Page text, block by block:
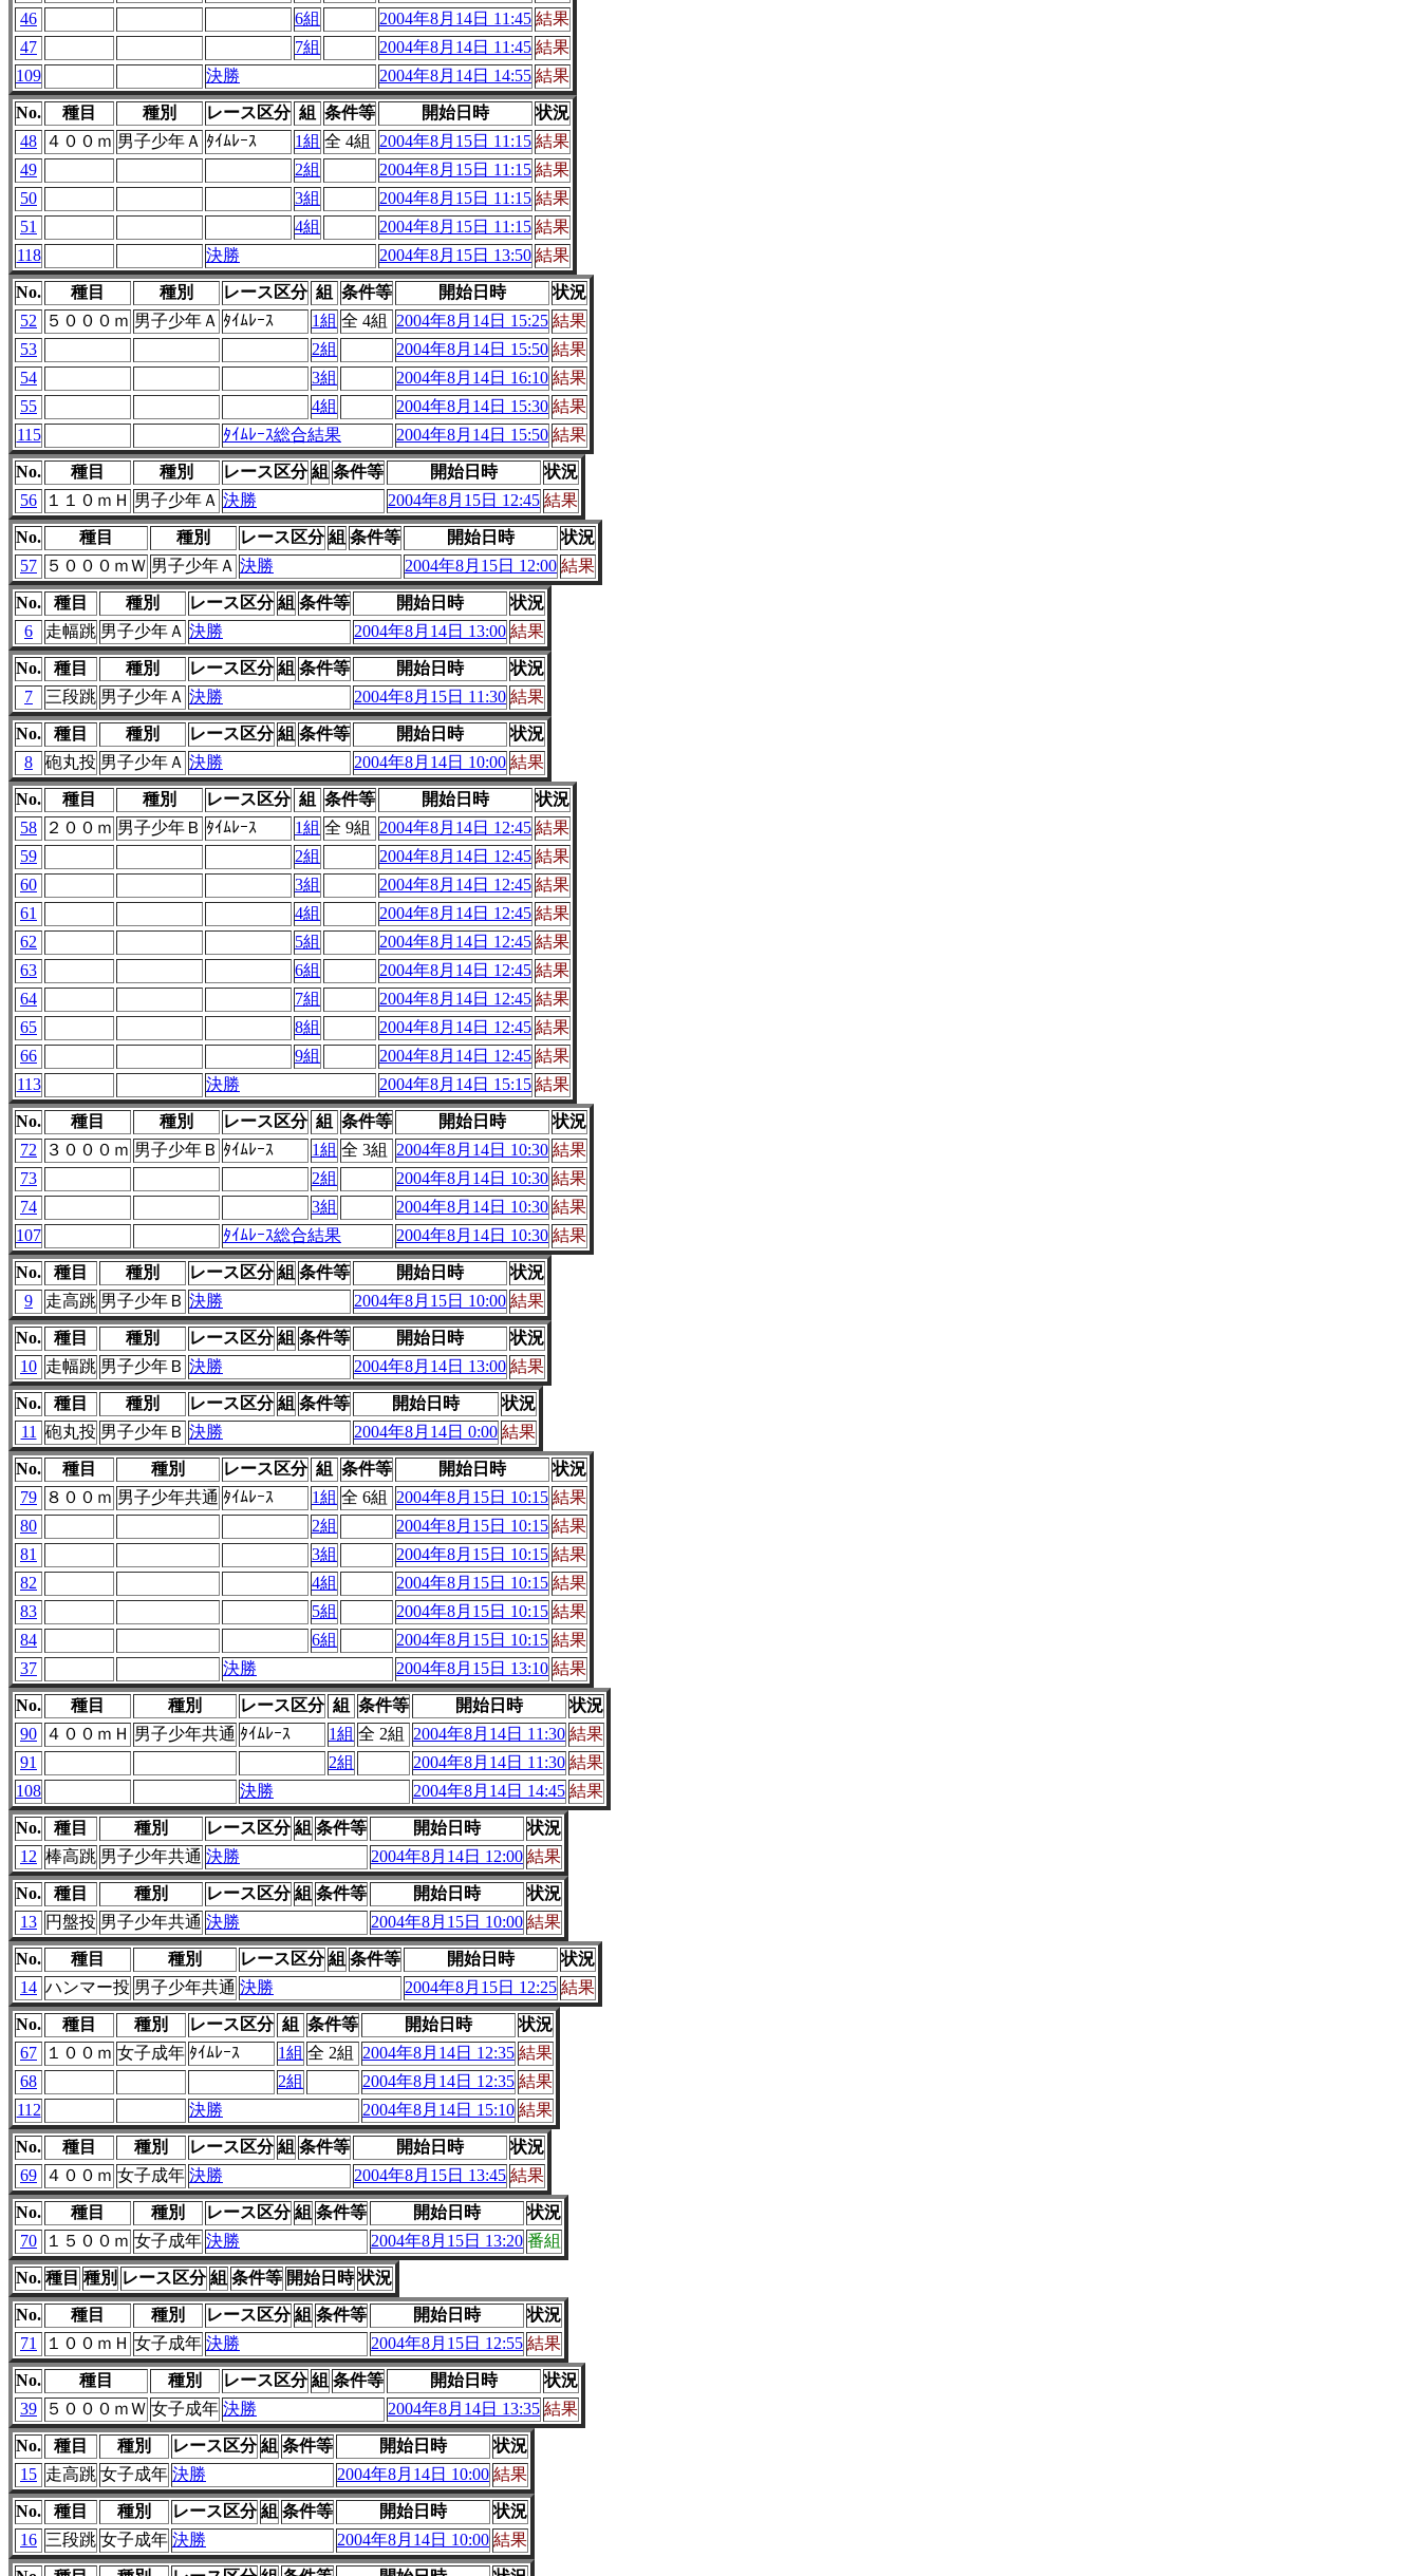
46
6組 2004年8月14日 11:45 結果
47
7組 2004年8月14日 11:45 結果
109
決勝 2004年8月14日 14:55 結果
No. 種目 種別 レース区分 組 条件等 開始日時
状況
48
４００ｍ 男子少年Ａ ﾀｲﾑﾚｰｽ 1組 全 4組 2004年8月15日 11:15 結果
49
2組 2004年8月15日 11:15 結果
50
3組 2004年8月15日 11:15 結果
51
4組 2004年8月15日 11:15 結果
118
決勝 2004年8月15日 13:50 結果
No. 種目 種別 レース区分 組 条件等 開始日時
状況
52
５０００ｍ 男子少年Ａ ﾀｲﾑﾚｰｽ 1組 全 4組 2004年8月14日 15:25 結果
53
2組 2004年8月14日 15:50 結果
54
3組 2004年8月14日 16:10 結果
55
4組 2004年8月14日 15:30 結果
115
ﾀｲﾑﾚｰｽ総合結果 2004年8月14日 15:50 結果
No. 種目 種別 レース区分 組 条件等 開始日時
状況
56
１１０ｍＨ 男子少年Ａ 決勝 2004年8月15日 12:45 結果
No. 種目 種別 レース区分 組 条件等 開始日時
状況
57
５０００ｍＷ 男子少年Ａ 決勝 2004年8月15日 12:00 結果
No. 種目 種別 レース区分 組 条件等 開始日時
状況
6
走幅跳 男子少年Ａ 決勝 2004年8月14日 13:00 結果
No. 種目 種別 レース区分 組 条件等 開始日時
状況
7
三段跳 男子少年Ａ 決勝 2004年8月15日 11:30 結果
No. 種目 種別 レース区分 組 条件等 開始日時
状況
8
砲丸投 男子少年Ａ 決勝 2004年8月14日 10:00 結果
No. 種目 種別 レース区分 組 条件等 開始日時
状況
58
２００ｍ 男子少年Ｂ ﾀｲﾑﾚｰｽ 1組 全 9組 2004年8月14日 12:45 結果
59
2組 2004年8月14日 12:45 結果
60
3組 2004年8月14日 12:45 結果
61
4組 2004年8月14日 12:45 結果
62
5組 2004年8月14日 12:45 結果
63
6組 2004年8月14日 12:45 結果
64
7組 2004年8月14日 12:45 結果
65
8組 2004年8月14日 12:45 結果
66
9組 2004年8月14日 12:45 結果
113
決勝 2004年8月14日 15:15 結果
No. 種目 種別 レース区分 組 条件等 開始日時
状況
72
３０００ｍ 男子少年Ｂ ﾀｲﾑﾚｰｽ 1組 全 3組 2004年8月14日 10:30 結果
73
2組 2004年8月14日 10:30 結果
74
3組 2004年8月14日 10:30 結果
107
ﾀｲﾑﾚｰｽ総合結果 2004年8月14日 10:30 結果
No. 種目 種別 レース区分 組 条件等 開始日時
状況
9
走高跳 男子少年Ｂ 決勝 2004年8月15日 10:00 結果
No. 種目 種別 レース区分 組 条件等 開始日時
状況
10 走幅跳 男子少年Ｂ 決勝 2004年8月14日 13:00 結果
No. 種目 種別 レース区分 組 条件等 開始日時
状況
11
砲丸投 男子少年Ｂ 決勝 2004年8月14日 0:00 結果
No. 種目 種別 レース区分 組 条件等 開始日時
状況
79
８００ｍ 男子少年共通 ﾀｲﾑﾚｰｽ 1組 全 6組 2004年8月15日 10:15 結果
80
2組 2004年8月15日 10:15 結果
81
3組 2004年8月15日 10:15 結果
82
4組 2004年8月15日 10:15 結果
83
5組 2004年8月15日 10:15 結果
84
6組 2004年8月15日 10:15 結果
37
決勝 2004年8月15日 13:10 結果
No. 種目 種別 レース区分 組 条件等 開始日時
状況
90
４００ｍＨ 男子少年共通 ﾀｲﾑﾚｰｽ 1組 全 2組 2004年8月14日 11:30 結果
91
2組 2004年8月14日 11:30 結果
108
決勝 2004年8月14日 14:45 結果
No. 種目 種別 レース区分 組 条件等 開始日時
状況
12 棒高跳 男子少年共通 決勝 2004年8月14日 12:00 結果
No. 種目 種別 レース区分 組 条件等 開始日時
状況
13 円盤投 男子少年共通 決勝 2004年8月15日 10:00 結果
No. 種目 種別 レース区分 組 条件等 開始日時
状況
14 ハンマー投 男子少年共通 決勝 2004年8月15日 12:25 結果
No. 種目 種別 レース区分 組 条件等 開始日時
状況
67
１００ｍ 女子成年 ﾀｲﾑﾚｰｽ 1組 全 2組 2004年8月14日 12:35 結果
68
2組 2004年8月14日 12:35 結果
112
決勝 2004年8月14日 15:10 結果
No. 種目 種別 レース区分 組 条件等 開始日時
状況
69
４００ｍ 女子成年 決勝 2004年8月15日 13:45 結果
No. 種目 種別 レース区分 組 条件等 開始日時
状況
70
１５００ｍ 女子成年 決勝 2004年8月15日 13:20 番組
No. 種目 種別 レース区分 組 条件等 開始日時 状況
No. 種目 種別 レース区分 組 条件等 開始日時
状況
71
１００ｍＨ 女子成年 決勝 2004年8月15日 12:55 結果
No. 種目 種別 レース区分 組 条件等 開始日時
状況
39
５０００ｍＷ 女子成年 決勝 2004年8月14日 13:35 結果
No. 種目 種別 レース区分 組 条件等 開始日時
状況
15 走高跳 女子成年 決勝 2004年8月14日 10:00 結果
No. 種目 種別 レース区分 組 条件等 開始日時
状況
16 三段跳 女子成年 決勝 2004年8月14日 10:00 結果